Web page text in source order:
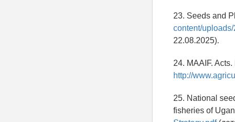
23. Seeds and
content/
22.08.2025).
24. MAAIF.
http://
25. National
fisheries of